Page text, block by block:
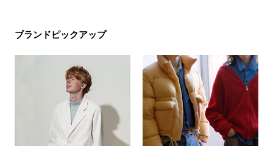
ブランドピックアップ